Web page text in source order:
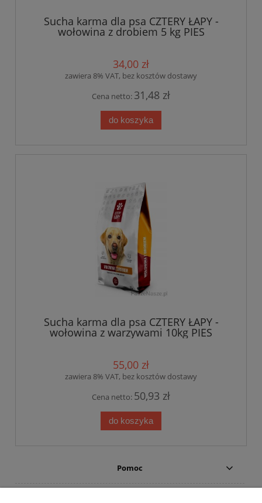
Sucha karma dla psa CZTERY ŁAPY -
wołowina z drobiem 5 kg PIES
34,00 zł
zawiera 8% VAT, bez kosztów dostawy
Cena netto: 31,48 zł
do koszyka
Sucha karma dla psa CZTERY ŁAPY -
wołowina z warzywami 10kg PIES
55,00 zł
zawiera 8% VAT, bez kosztów dostawy
Cena netto: 50,93 zł
do koszyka
Pomoc